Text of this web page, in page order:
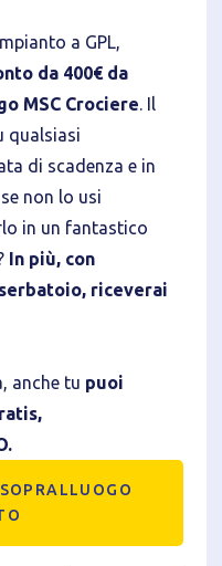
a GPL,
da 400€ da
MSC Crociere. Il
qualsiasi
di scadenza e in
non lo usi
in un fantastico
In più, con
riceverai
anche tu puoi
tecnici (obbligatori per
del sito)
analitici di terze parti